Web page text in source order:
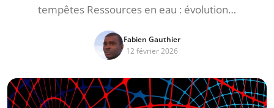
tempêtes Ressources en eau : évolution…
Fabien Gauthier
12 février 2026